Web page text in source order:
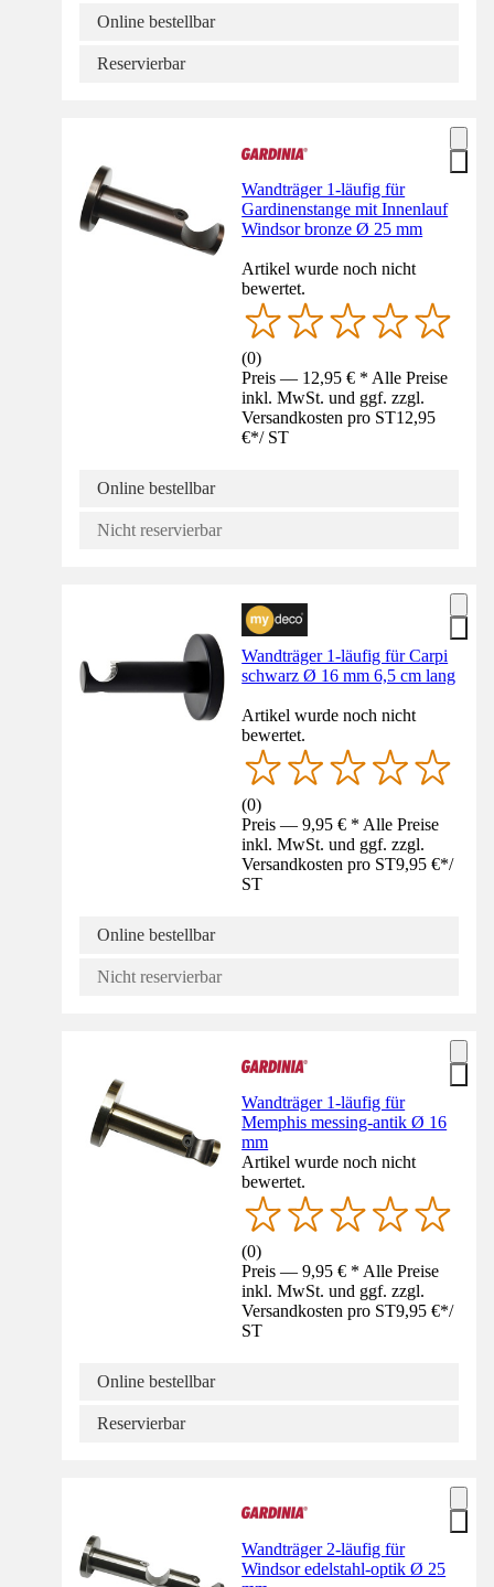
Online bestellbar
Reservierbar
Wandträger 1-läufig für
Gardinenstange mit Innenlauf
Windsor bronze Ø 25 mm
Artikel wurde noch nicht
bewertet.
(0)
Preis — 12,95 € * Alle Preise
inkl. MwSt. und ggf. zzgl.
Versandkosten pro ST12,95
€*/ ST
Online bestellbar
Nicht reservierbar
Wandträger 1-läufig für Carpi
schwarz Ø 16 mm 6,5 cm lang
Artikel wurde noch nicht
bewertet.
(0)
Preis — 9,95 € * Alle Preise
inkl. MwSt. und ggf. zzgl.
Versandkosten pro ST9,95 €*/
ST
Online bestellbar
Nicht reservierbar
Wandträger 1-läufig für
Memphis messing-antik Ø 16
mm
Artikel wurde noch nicht
bewertet.
(0)
Preis — 9,95 € * Alle Preise
inkl. MwSt. und ggf. zzgl.
Versandkosten pro ST9,95 €*/
ST
Online bestellbar
Reservierbar
Wandträger 2-läufig für
Windsor edelstahl-optik Ø 25